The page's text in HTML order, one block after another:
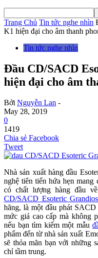
Trang Chủ Tin tức nghe nhìn
K1 hiện đại cho âm thanh
Tin tức nghe nhìn
Đầu CD/SACD
hiện đại cho âm
Bởi Nguyễn Lan -
May 28, 2019
0
1419
Chia sẻ Facebook
Tweet
Nhà sản xuất hàng đầu
nghệ tiên tiến hứa hẹn mang
có chất lượng hàng đầu
CD/SACD Esoteric
hãng, là một đầu phát
mức giá cao cấp mà không
nếu bạn tìm kiếm một mẫu
phẩm đến từ nhà sản xuất
sẽ thỏa mãn bạn với những
chỉ tầm trung.